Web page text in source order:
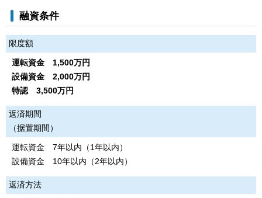
融資条件
限度額
運転資金 1,500万円
設備資金 2,000万円
特認 3,500万円
返済期間
（据置期間）
運転資金 7年以内（1年以内）
設備資金 10年以内（2年以内）
返済方法